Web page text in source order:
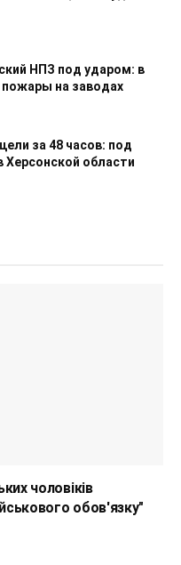
НПЗ под ударом: в
пожары на заводах
за 48 часов: под
области
чоловіків
обов'язку"